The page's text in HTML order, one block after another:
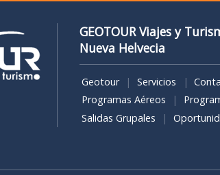
GEOTOUR Viajes y
Nueva Helvecia
Geotour Servicios
Programas Aéreos
Salidas Grupales